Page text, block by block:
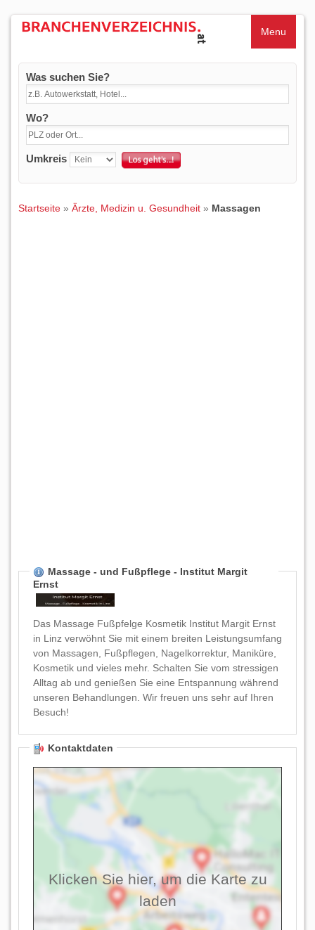
Menu
Was suchen Sie?
Wo?
Umkreis
Startseite » Ärzte, Medizin u. Gesundheit » Massagen
Massage - und Fußpflege - Institut Margit
Ernst
Das Massage Fußpfelge Kosmetik Institut Margit Ernst
in Linz verwöhnt Sie mit einem breiten Leistungsumfang
von Massagen, Fußpflegen, Nagelkorrektur, Maniküre,
Kosmetik und vieles mehr. Schalten Sie vom stressigen
Alltag ab und genießen Sie eine Entspannung während
unseren Behandlungen. Wir freuen uns sehr auf Ihren
Besuch!
Kontaktdaten
Klicken Sie hier, um die Karte zu
laden